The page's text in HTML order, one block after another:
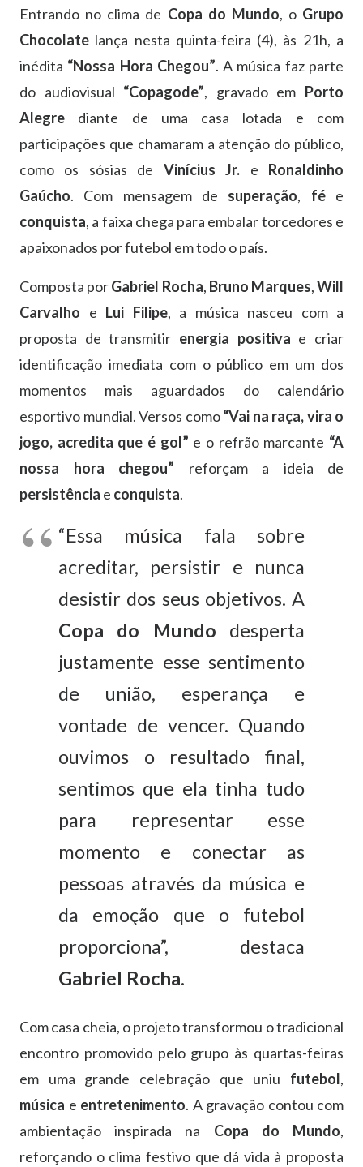
Entrando no clima de Copa do Mundo, o Grupo
Chocolate lança nesta quinta-feira (4), às 21h, a
inédita “Nossa Hora Chegou”. A música faz parte
do audiovisual “Copagode”, gravado em Porto
Alegre diante de uma casa lotada e com
participações que chamaram a atenção do público,
como os sósias de Vinícius Jr. e Ronaldinho
Gaúcho. Com mensagem de superação, fée
conquista, a faixa chega para embalar torcedores e
apaixonados por futebol em todo o país.
Composta porGabriel Rocha, Bruno Marques,Will
Carvalho e Lui Filipe, a música nasceu com a
proposta de transmitir energia positiva e criar
identificação imediata com o público em um dos
momentos mais aguardados do calendário
esportivo mundial. Versos como“Vai na raça, vira o
jogo, acredita que é gol” e o refrão marcante “A
nossa hora chegou” reforçam a ideia de
persistência e conquista.
“Essa música fala sobre
acreditar, persistir e nunca
desistir dos seus objetivos. A
Copa do Mundo desperta
justamente esse sentimento
de união, esperança e
vontade de vencer. Quando
ouvimos o resultado final,
sentimos que ela tinha tudo
para representar esse
momento e conectar as
pessoas através da música e
da emoção que o futebol
proporciona”, destaca
Gabriel Rocha.
Com casa cheia, o projeto transformou o tradicional
encontro promovido pelo grupo às quartas-feiras
em uma grande celebração que uniu futebol,
música e entretenimento. A gravação contou com
ambientação inspirada na Copa do Mundo,
reforçando o clima festivo que dá vida à proposta